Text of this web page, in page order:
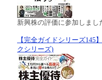
新興株の評価に参加しまし
【完全ガイドシリーズ145
クシリーズ)